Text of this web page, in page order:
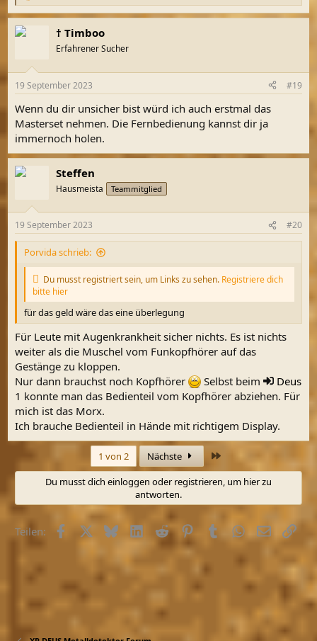
e
a
k
e
:
† Timboo
Erfahrener Sucher
19 September 2023 #19
Wenn du dir unsicher bist würd ich auch erstmal das
Masterset nehmen. Die Fernbedienung kannst dir ja
immernoch holen.
Steffen
Hausmeista Teammitglied
19 September 2023 #20
Porvida schrieb:
Du musst registriert sein, um Links zu sehen. Registriere dich
bitte hier
für das geld wäre das eine überlegung
Für Leute mit Augenkrankheit sicher nichts. Es ist nichts
weiter als die Muschel vom Funkopfhörer auf das
Gestänge zu kloppen.
Nur dann brauchst noch Kopfhörer
Selbst beim
Deus
1 konnte man das Bedienteil vom Kopfhörer abziehen. Für
mich ist das Morx.
Ich brauche Bedienteil in Hände mit richtigem Display.
1 von 2 Nächste
Du musst dich einloggen oder registrieren, um hier zu
antworten.
Teilen: FacebookX (Twitter)
BlueskyLinkedIn
Reddit PinterestTumblrWhatsApp
E-MailLink